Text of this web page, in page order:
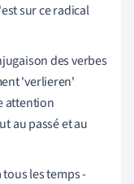
sur ce radical
des verbes
'verlieren'
attention
au passé et au
les temps -